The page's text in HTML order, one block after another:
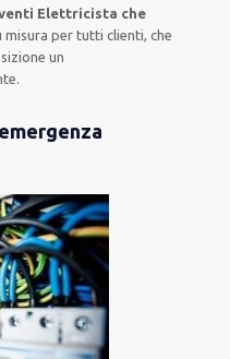
Elettricista che
misura per tutti clienti, che
un
.